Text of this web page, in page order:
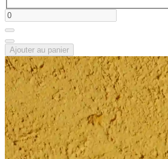
Ajouter au panier